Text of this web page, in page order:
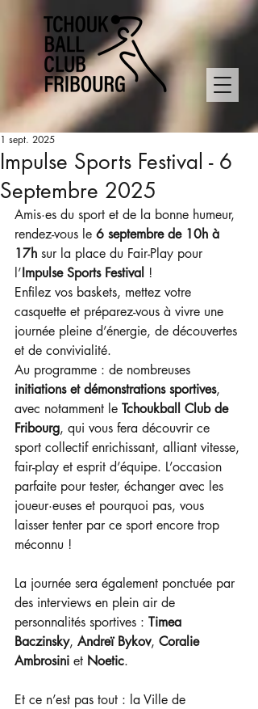
Impulse Sports Festival - 6
Septembre 2025
1 sept. 2025
Amis·es du sport et de la bonne humeur,
rendez-vous le 6 septembre de 10h à
17h sur la place du Fair-Play pour
l’Impulse Sports Festival !
Enfilez vos baskets, mettez votre
casquette et préparez-vous à vivre une
journée pleine d’énergie, de découvertes
et de convivialité.
Au programme : de nombreuses
initiations et démonstrations sportives,
avec notamment le Tchoukball Club de
Fribourg, qui vous fera découvrir ce
sport collectif enrichissant, alliant vitesse,
fair-play et esprit d’équipe. L’occasion
parfaite pour tester, échanger avec les
joueur·euses et pourquoi pas, vous
laisser tenter par ce sport encore trop
méconnu !
La journée sera également ponctuée par
des interviews en plein air de
personnalités sportives : Timea
Baczinsky, Andreï Bykov, Coralie
Ambrosini et Noetic.
Et ce n’est pas tout : la Ville de